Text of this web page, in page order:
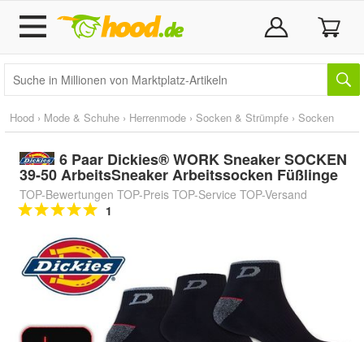
Hood › Mode & Schuhe › Herrenmode › Socken & Strümpfe › Socken
6 Paar Dickies® WORK Sneaker SOCKEN
39-50 ArbeitsSneaker Arbeitssocken Füßlinge
TOP-Bewertungen TOP-Preis TOP-Service TOP-Versand
1